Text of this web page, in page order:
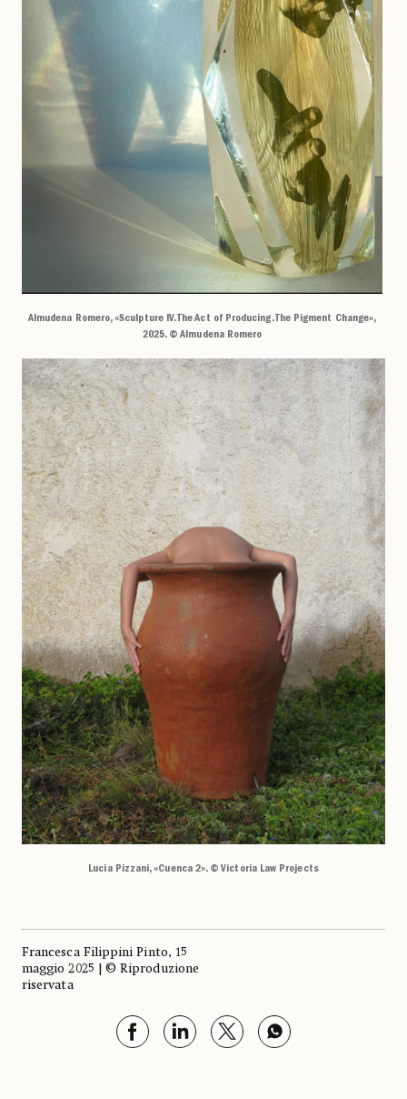
Almudena Romero, «Sculpture IV. The Act of Producing. The Pigment Change»,
2025. © Almudena Romero
Lucia Pizzani, «Cuenca 2». © Victoria Law Projects
Francesca Filippini Pinto, 15
maggio 2025 | © Riproduzione
riservata